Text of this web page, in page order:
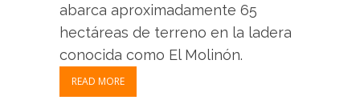
abarca aproximadamente 65
hectáreas de terreno en la ladera
conocida como El Molinón.
READ MORE